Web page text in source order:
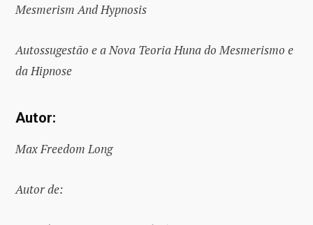
Mesmerism And Hypnosis
Autossugestão e a Nova Teoria Huna do Mesmerismo e
da Hipnose
Autor:
Max Freedom Long
Autor de: